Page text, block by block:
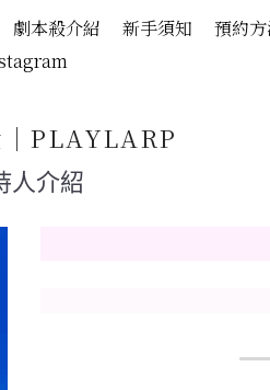
劇本殺介紹 新手須知
預約
│PLAYLARP
人介紹